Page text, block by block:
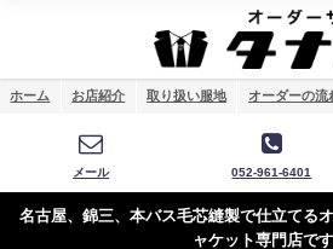
ホーム お店紹介 取り扱い服地 オーダーの流
メール 052-961-6401
名古屋、錦三、本バス毛芯縫製で仕立てる
ャケット専門店です